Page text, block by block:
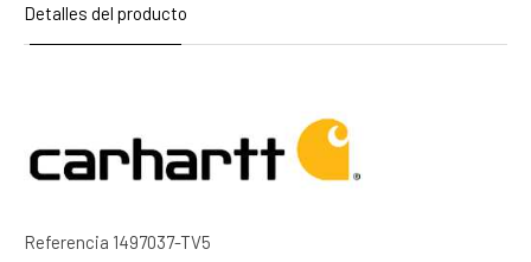
Detalles del producto
Referencia 1497037-TV5